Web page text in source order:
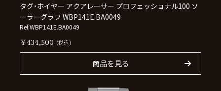
タグ・ホイヤー アクアレーサー プロフェッショナル100 ソ
ーラーグラフ WBP141E.BA0049
Ref.WBP141E.BA0049
￥434,500 (税込)
商品を見る